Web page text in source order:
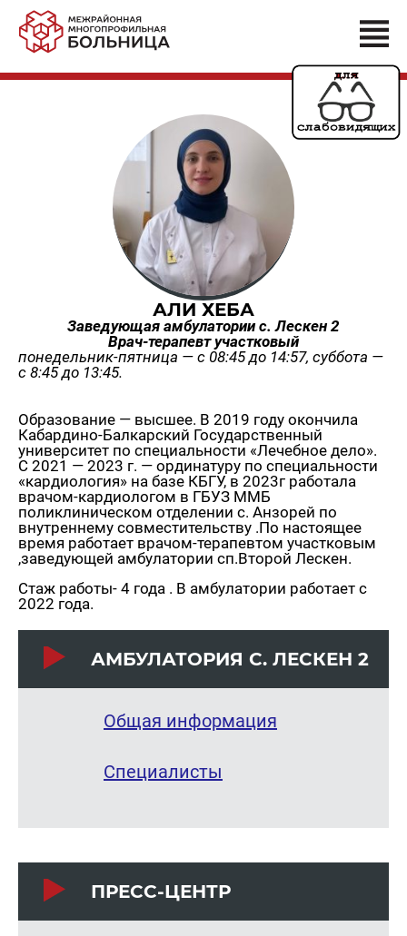
АЛИ ХЕБА
Заведующая амбулатории с. Лескен 2
Врач-терапевт участковый
понедельник-пятница — с 08:45 до 14:57, суббота —
с 8:45 до 13:45.
Образование — высшее. В 2019 году окончила
Кабардино-Балкарский Государственный
университет по специальности «Лечебное дело».
С 2021 — 2023 г. — ординатуру по специальности
«кардиология» на базе КБГУ, в 2023г работала
врачом-кардиологом в ГБУЗ ММБ
поликлиническом отделении с. Анзорей по
внутреннему совместительству .По настоящее
время работает врачом-терапевтом участковым
,заведующей амбулатории сп.Второй Лескен.
Стаж работы- 4 года . В амбулатории работает с
2022 года.
АМ­БУ­ЛА­ТО­РИЯ С. ЛЕС­КЕН 2
Общая информация
Специалисты
ПРЕСС-ЦЕНТР